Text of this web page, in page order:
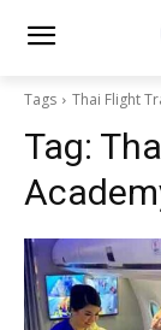
Tags Thai Flight
Tag: